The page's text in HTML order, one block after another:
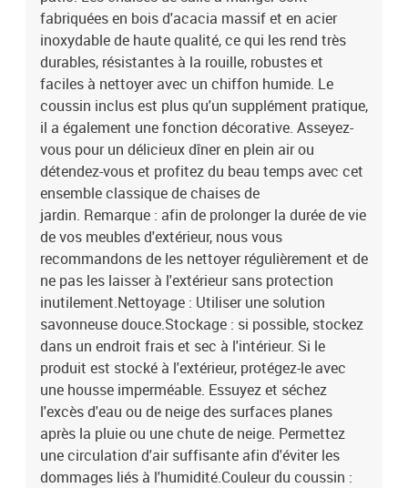
fabriquées en bois d'acacia massif et en acier
inoxydable de haute qualité, ce qui les rend très
durables, résistantes à la rouille, robustes et
faciles à nettoyer avec un chiffon humide. Le
coussin inclus est plus qu'un supplément pratique,
il a également une fonction décorative. Asseyez-
vous pour un délicieux dîner en plein air ou
détendez-vous et profitez du beau temps avec cet
ensemble classique de chaises de
jardin. Remarque : afin de prolonger la durée de vie
de vos meubles d'extérieur, nous vous
recommandons de les nettoyer régulièrement et de
ne pas les laisser à l'extérieur sans protection
inutilement.Nettoyage : Utiliser une solution
savonneuse douce.Stockage : si possible, stockez
dans un endroit frais et sec à l'intérieur. Si le
produit est stocké à l'extérieur, protégez-le avec
une housse imperméable. Essuyez et séchez
l'excès d'eau ou de neige des surfaces planes
après la pluie ou une chute de neige. Permettez
une circulation d'air suffisante afin d'éviter les
dommages liés à l'humidité.Couleur du coussin :